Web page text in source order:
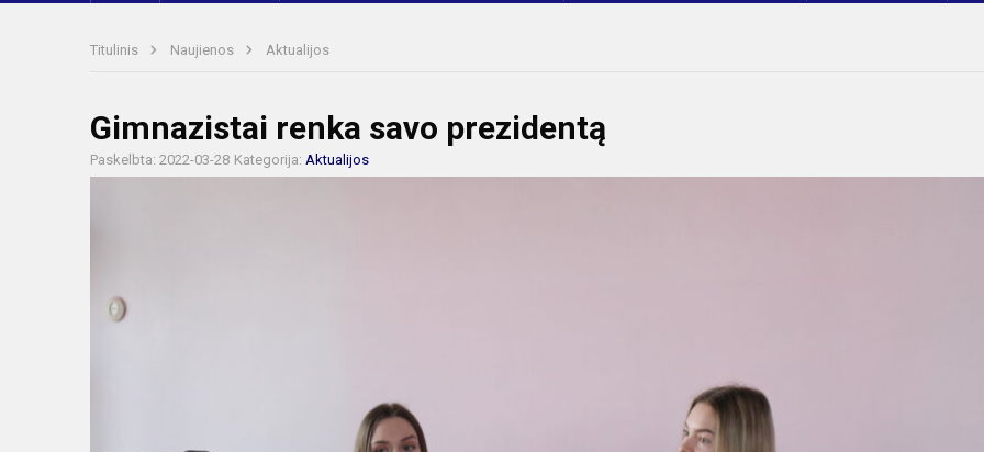
Titulinis Naujienos Aktualijos
Gimnazistai renka savo prezidentą
Paskelbta: 2022-03-28 Kategorija: Aktualijos